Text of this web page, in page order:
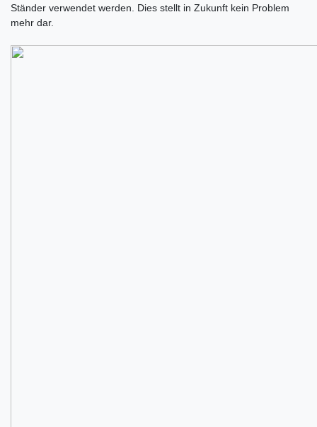
Ständer verwendet werden. Dies stellt in Zukunft kein Problem
mehr dar.